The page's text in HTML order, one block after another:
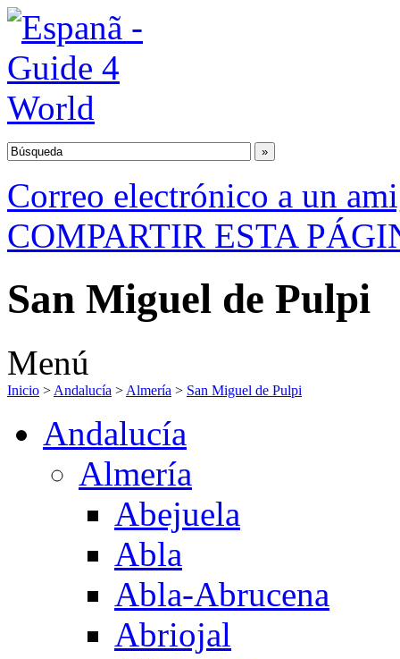
Correo electrónico a un
COMPARTIR ESTA
San Miguel de Pulpi
Menú
Inicio > Andalucía > Almería > San Miguel de Pulpi
Andalucía
Almería
Abejuela
Abla
Abla-Abrucena
Abriojal